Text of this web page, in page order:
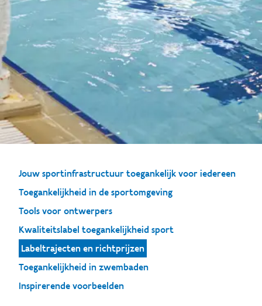
Jouw sportinfrastructuur toegankelijk voor iedereen
Toegankelijkheid in de sportomgeving
Tools voor ontwerpers
Kwaliteitslabel toegankelijkheid sport
Labeltrajecten en richtprijzen
Toegankelijkheid in zwembaden
Inspirerende voorbeelden